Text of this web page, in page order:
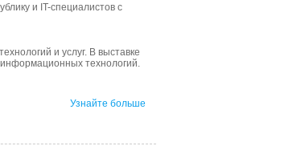
и IT-специалистов с
и услуг. В выставке
технологий.
Узнайте больше